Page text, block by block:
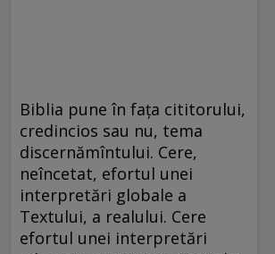
Biblia pune în faţa cititorului,
credincios sau nu, tema
discernămîntului. Cere,
neîncetat, efortul unei
interpretări globale a
Textului, a realului. Cere
efortul unei interpretări